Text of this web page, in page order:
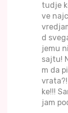
tudje
ve
d
jemu
sajtu!
m da
ke!!!
jam